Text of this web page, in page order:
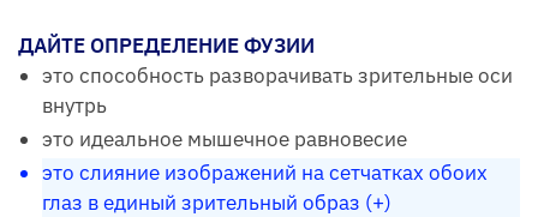
ДАЙТЕ ОПРЕДЕЛЕНИЕ ФУЗИИ
это способность разворачивать зрительные оси
внутрь
это идеальное мышечное равновесие
это слияние изображений на сетчатках обоих
глаз в единый зрительный образ (+)